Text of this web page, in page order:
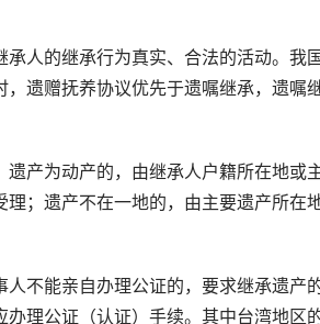
人的继承行为真实、合法的活动。我
遗赠抚养协议优先于遗嘱继承，遗嘱
产为动产的，由继承人户籍所在地或
；遗产不在一地的，由主要遗产所在
能亲自办理公证的，要求继承遗产的
理公证（认证）手续。其中台湾地区